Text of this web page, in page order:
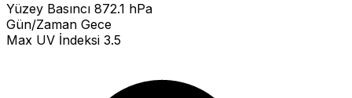
Yüzey Basıncı 872.1 hPa
Gün/Zaman Gece
Max UV İndeksi 3.5